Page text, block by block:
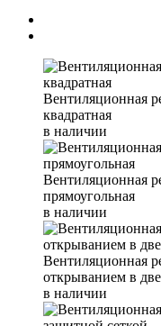
Вентиляционная
квадратная
в наличии
Вентиляционная
прямоугольная
в наличии
Вентиляционная
открыванием в
в наличии